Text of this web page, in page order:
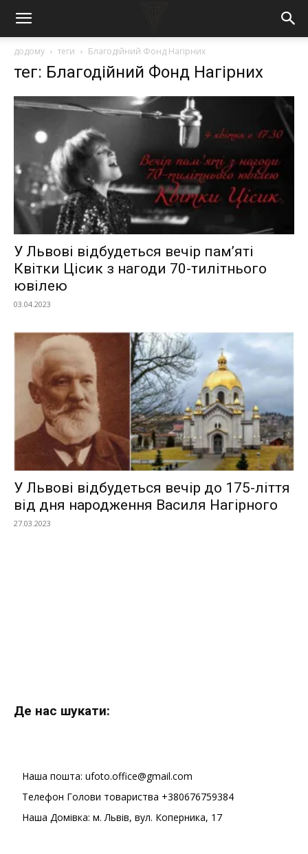
додому теги Благодійний Фонд Нагірних
тег: Благодійний Фонд Нагірних
У Львові відбудеться вечір пам’яті
Квітки Цісик з нагоди 70-тилітнього
ювілею
03.04.2023
У Львові відбудеться вечір до 175-ліття
від дня народження Василя Нагірного
27.03.2023
Де нас шукати:
Наша пошта: ufoto.office@gmail.com
Телефон Голови товариства +380676759384
Наша Домівка: м. Львів, вул. Коперника, 17